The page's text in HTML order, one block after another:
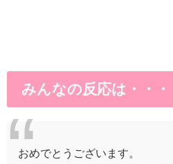
みんなの反応は・・・
おめでとうございます。